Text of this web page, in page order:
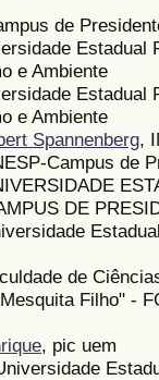
de
Estadual
e Ambiente
Estadual
e Ambiente
Spannenberg,
Campus de
DE
de
Filho" -
, pic uem